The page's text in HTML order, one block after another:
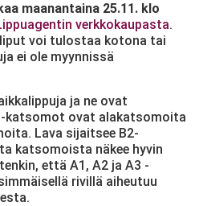
maanantaina 25.11. klo
verkkokaupasta.
voi tulostaa kotona tai
ei ole myynnissä
ja ne ovat
katsomot ovat alakatsomoita
Lava sijaitsee B2-
katsomoista näkee hyvin
että A1, A2 ja A3 -
rivillä aiheutuu